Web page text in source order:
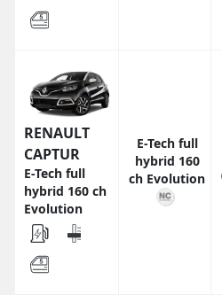
RENAULT
CAPTUR
E-Tech full
hybrid 160 ch
Evolution
E-Tech full
hybrid 160
ch Evolution